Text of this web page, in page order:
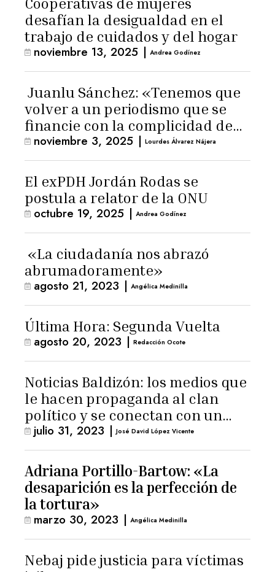
desafían la desigualdad en el
trabajo de cuidados y del hogar
noviembre 13, 2025 | Andrea Godínez
Juanlu Sánchez: «Tenemos que
volver a un periodismo que se
financie con la complicidad de
los lectores»
noviembre 3, 2025 | Lourdes Álvarez Nájera
El exPDH Jordán Rodas se
postula a relator de la ONU
octubre 19, 2025 | Andrea Godínez
«La ciudadanía nos abrazó
abrumadoramente»
agosto 21, 2023 | Angélica Medinilla
Última Hora: Segunda Vuelta
agosto 20, 2023 | Redacción Ocote
Noticias Baldizón: los medios que
le hacen propaganda al clan
político y se conectan con un
hombre de confianza de
Giammattei
julio 31, 2023 | José David López Vicente
Adriana Portillo-Bartow: «La
desaparición es la perfección de
la tortura»
marzo 30, 2023 | Angélica Medinilla
Nebaj pide justicia para víctimas